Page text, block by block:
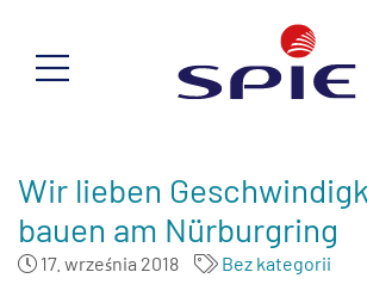
Wir lieben
bauen am Nürburgring
17. września 2018 Bez kategorii